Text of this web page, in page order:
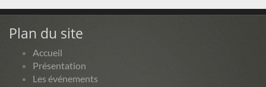
Plan du site
Accueil
Présentation
Les événements